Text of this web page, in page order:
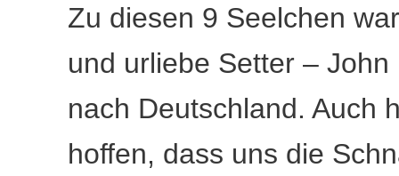
Zu diesen 9 Seelchen
und urliebe Setter –
nach Deutschland. Auch
hoffen, dass uns die